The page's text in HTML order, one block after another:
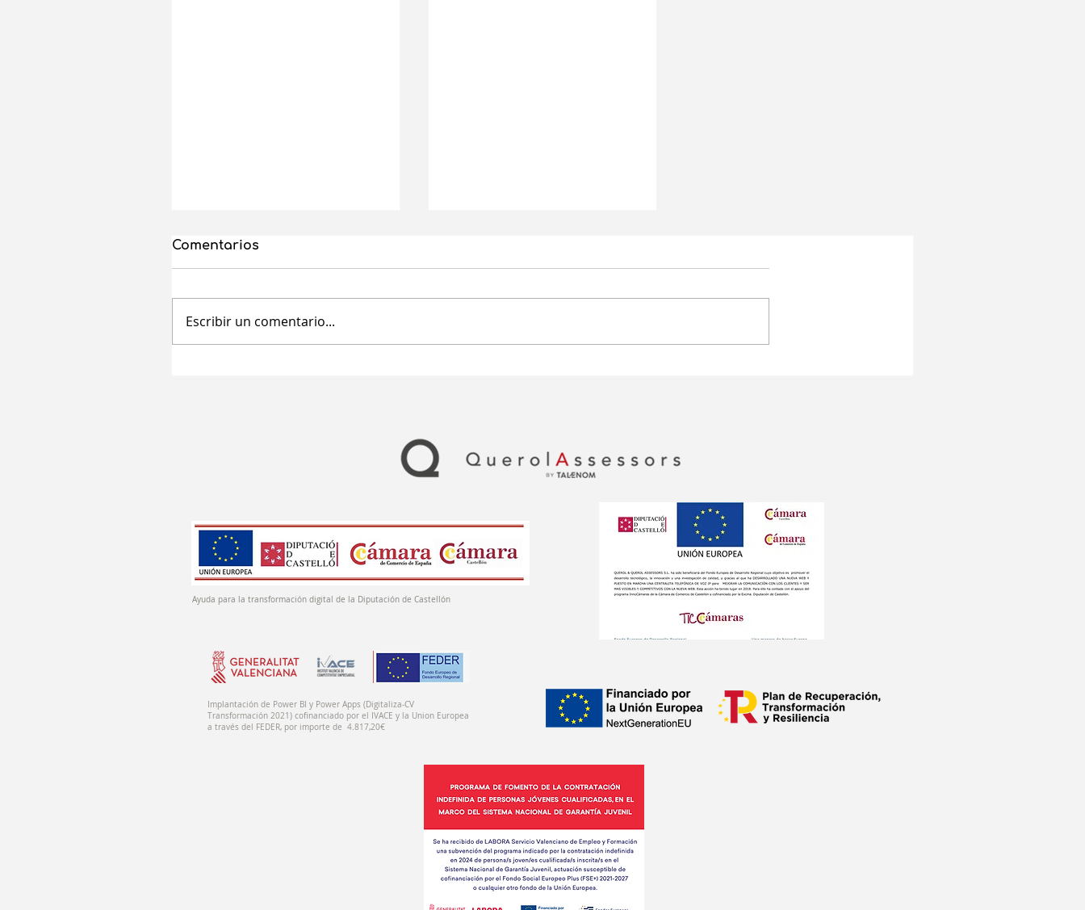
Comentarios
Escribir un comentario...
Ayuda para la transformación digital de la Diputación de Castellón
Implantación de Power BI y Power Apps (Digitaliza-CV
Transformación 2021) cofinanciado por el IVACE y la Union Europea
a través del FEDER, por importe de 4.817,20€